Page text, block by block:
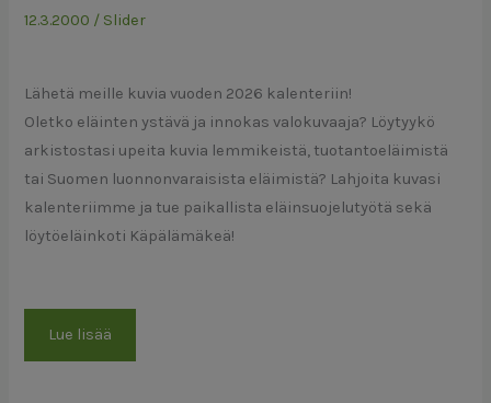
12.3.2000 / Slider
Lähetä meille kuvia vuoden 2026 kalenteriin!
Oletko eläinten ystävä ja innokas valokuvaaja? Löytyykö
arkistostasi upeita kuvia lemmikeistä, tuotantoeläimistä
tai Suomen luonnonvaraisista eläimistä? Lahjoita kuvasi
kalenteriimme ja tue paikallista eläinsuojelutyötä sekä
löytöeläinkoti Käpälämäkeä!
Lue lisää